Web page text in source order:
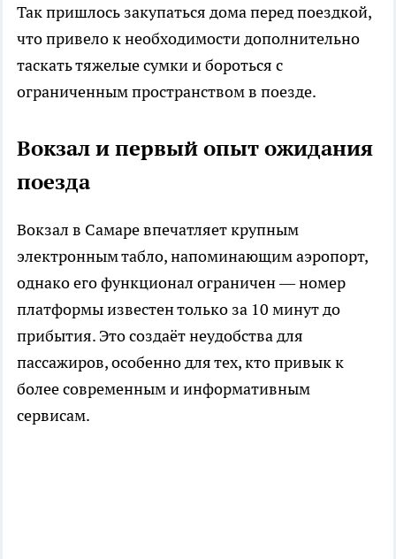
Так пришлось закупаться дома перед поездкой,
что привело к необходимости дополнительно
таскать тяжелые сумки и бороться с
ограниченным пространством в поезде.
Вокзал и первый опыт ожидания
поезда
Вокзал в Самаре впечатляет крупным
электронным табло, напоминающим аэропорт,
однако его функционал ограничен — номер
платформы известен только за 10 минут до
прибытия. Это создаёт неудобства для
пассажиров, особенно для тех, кто привык к
более современным и информативным
сервисам.